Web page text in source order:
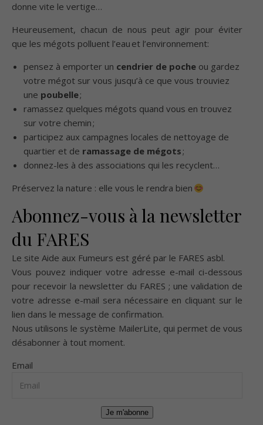
donne vite le vertige…
Heureusement, chacun de nous peut agir pour éviter
que les mégots polluent l’eau et l’environnement:
pensez à emporter un cendrier de poche ou gardez
votre mégot sur vous jusqu’à ce que vous trouviez
une poubelle;
ramassez quelques mégots quand vous en trouvez
sur votre chemin ;
participez aux campagnes locales de nettoyage de
quartier et de ramassage de mégots;
donnez-les à des associations qui les recyclent…
Préservez la nature : elle vous le rendra bien
Abonnez-vous à la newsletter
du FARES
Le site Aide aux Fumeurs est géré par le FARES asbl.
Vous pouvez indiquer votre adresse e-mail ci-dessous
pour recevoir la newsletter du FARES ; une validation de
votre adresse e-mail sera nécessaire en cliquant sur le
lien dans le message de confirmation.
Nous utilisons le système MailerLite, qui permet de vous
désabonner à tout moment.
Email
Je m'abonne